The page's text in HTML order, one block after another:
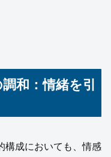
和：情緒を引
構成においても、情感